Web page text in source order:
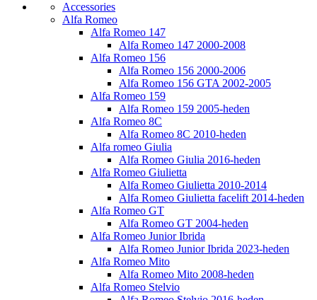
Accessories
Alfa Romeo
Alfa Romeo 147
Alfa Romeo 147 2000-2008
Alfa Romeo 156
Alfa Romeo 156 2000-2006
Alfa Romeo 156 GTA 2002-2005
Alfa Romeo 159
Alfa Romeo 159 2005-heden
Alfa Romeo 8C
Alfa Romeo 8C 2010-heden
Alfa romeo Giulia
Alfa Romeo Giulia 2016-heden
Alfa Romeo Giulietta
Alfa Romeo Giulietta 2010-2014
Alfa Romeo Giulietta facelift 2014-heden
Alfa Romeo GT
Alfa Romeo GT 2004-heden
Alfa Romeo Junior Ibrida
Alfa Romeo Junior Ibrida 2023-heden
Alfa Romeo Mito
Alfa Romeo Mito 2008-heden
Alfa Romeo Stelvio